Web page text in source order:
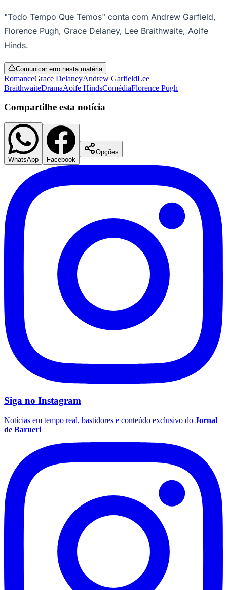
Vagas de Emprego
Concursos
Panorama Econômico
Panorama Econômico
Para Sua Empresa
Verificar EmpresaNovo
Anunciar Vagas
Publicidade Legal
NBA
NFL
Fórmula 1
UFC
Tênis (ATP)
NHL
Atletismo
Vôlei
NBB
Competições de Futebol
Brasileirão Série A
Brasileirão Série B
Copa do Brasil
Libertadores
Sul-Americana
Copa América
Champions League
Premier League
La Liga
Bundesliga
Mundial 2026
Times - Ir direto
"Todo Tempo Que Temos" conta com Andrew Garfield,
Florence Pugh, Grace Delaney, Lee Braithwaite, Aoife
Hinds.
Comunicar erro nesta matéria
RomanceGrace DelaneyAndrew GarfieldLee
BraithwaiteDramaAoife HindsComédiaFlorence Pugh
Compartilhe esta notícia
WhatsApp Facebook
Opções
Siga no Instagram
Notícias em tempo real, bastidores e conteúdo exclusivo do Jornal
de Barueri